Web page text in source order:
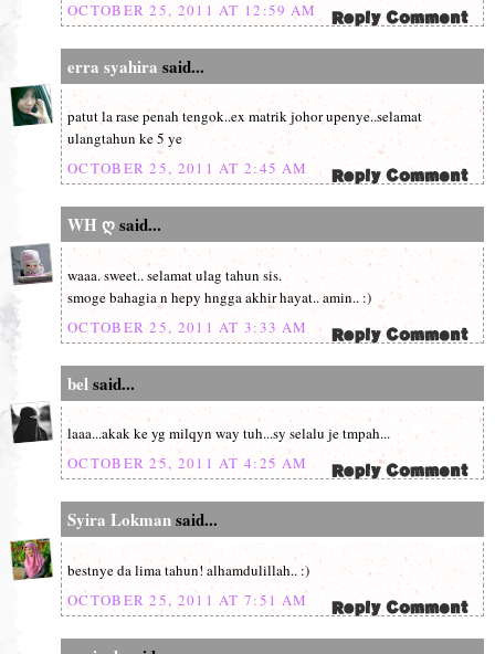
OCTOBER 25, 2011 AT 12:59 AM
erra syahira said...
patut la rase penah tengok..ex matrik johor upenye..selamat
ulangtahun ke 5 ye
OCTOBER 25, 2011 AT 2:45 AM
WH ღsaid...
waaa. sweet.. selamat ulag tahun sis.
smoge bahagia n hepy hngga akhir hayat.. amin.. :)
OCTOBER 25, 2011 AT 3:33 AM
belsaid...
laaa...akak ke yg milqyn way tuh...sy selalu je tmpah...
OCTOBER 25, 2011 AT 4:25 AM
Syira Lokmansaid...
bestnye da lima tahun! alhamdulillah.. :)
OCTOBER 25, 2011 AT 7:51 AM